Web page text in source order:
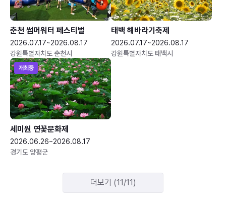
춘천 썸머워터 페스티벌
2026.07.17~2026.08.17
강원특별자치도 춘천시
태백 해바라기축제
2026.07.17~2026.08.17
강원특별자치도 태백시
개최중
세미원 연꽃문화제
2026.06.26~2026.08.17
경기도 양평군
더보기 (11/11)